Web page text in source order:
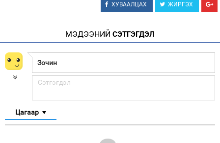
ХУВААЛЦАХ ЖИРГЭХ
МЭДЭЭНИЙ СЭТГЭГДЭЛ
Цагаар